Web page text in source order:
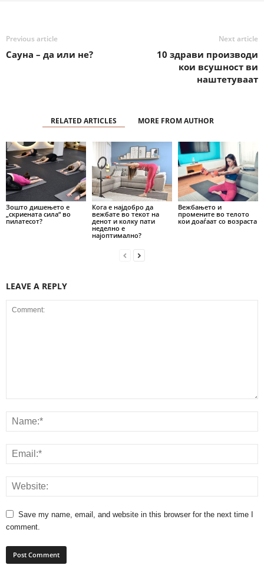
Previous article
Сауна – да или не?
Next article
10 здрави производи
кои всушност ви
наштетуваат
RELATED ARTICLES MORE FROM AUTHOR
Зошто дишењето е
„скриената сила“ во
пилатесот?
Кога е најдобро да
вежбате во текот на
денот и колку пати
неделно е
најоптимално?
Вежбањето и
промените во телото
кои доаѓаат со возраста
LEAVE A REPLY
Save my name, email, and website in this browser for the next time I
comment.